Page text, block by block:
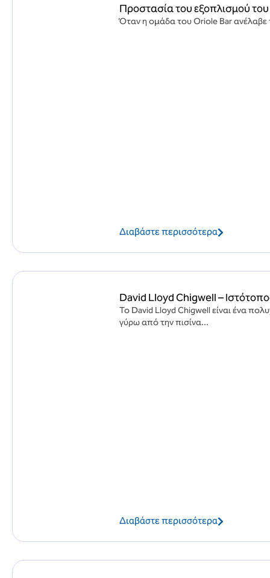
Προστασία του εξοπλισμού
Όταν η ομάδα του Oriole Bar ανέλαβε
Διαβάστε περισσότερα
David Lloyd Chigwell –
Το David Lloyd Chigwell είναι ένα
γύρω από την πισίνα...
Διαβάστε περισσότερα